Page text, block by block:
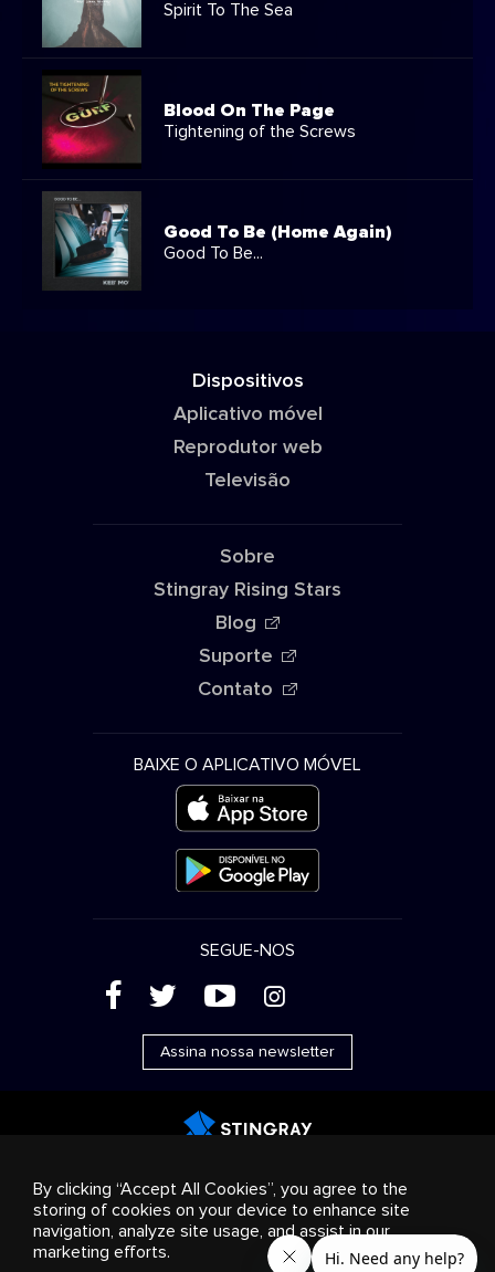
Spirit To The Sea
Blood On The Page
Tightening of the Screws
Good To Be (Home Again)
Good To Be...
Dispositivos
Aplicativo móvel
Reprodutor web
Televisão
Sobre
Stingray Rising Stars
Blog
Suporte
Contato
BAIXE O APLICATIVO MÓVEL
SEGUE-NOS
( ' + &
Assina nossa newsletter
consumo
Soluções empresariais Rádio
Sobre nós
Cookies settings
© 2018-2025 Stingray Group Inc. Todos os direitos
reservados. STINGRAY®, STINGRAY® MUSIC e outras marcas e
By clicking “Accept All Cookies”, you agree to the
storing of cookies on your device to enhance site
navigation, analyze site usage, and assist in our
marketing efforts.